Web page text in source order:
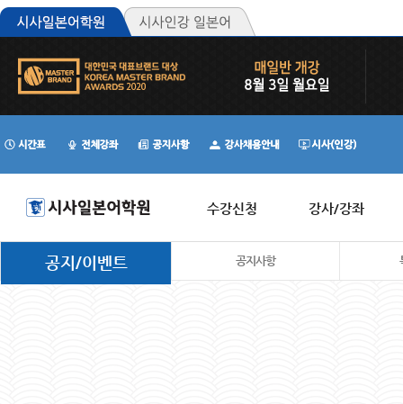
수강신청 강사/강좌
공지/이벤트 공지사항